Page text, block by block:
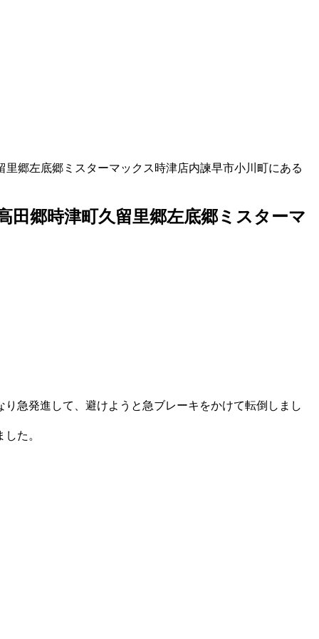
郷左底郷ミスターマックス時津店内諫早市小川町にある
田郷時津町久留里郷左底郷ミスターマ
急発進して、避けようと急ブレーキをかけて転倒しまし
た。